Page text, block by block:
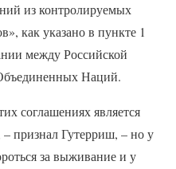
из контролируемых
как указано в пункте 1
между Российской
Наций.
соглашениях является
признал Гутерриш, – но у
за выживание и у